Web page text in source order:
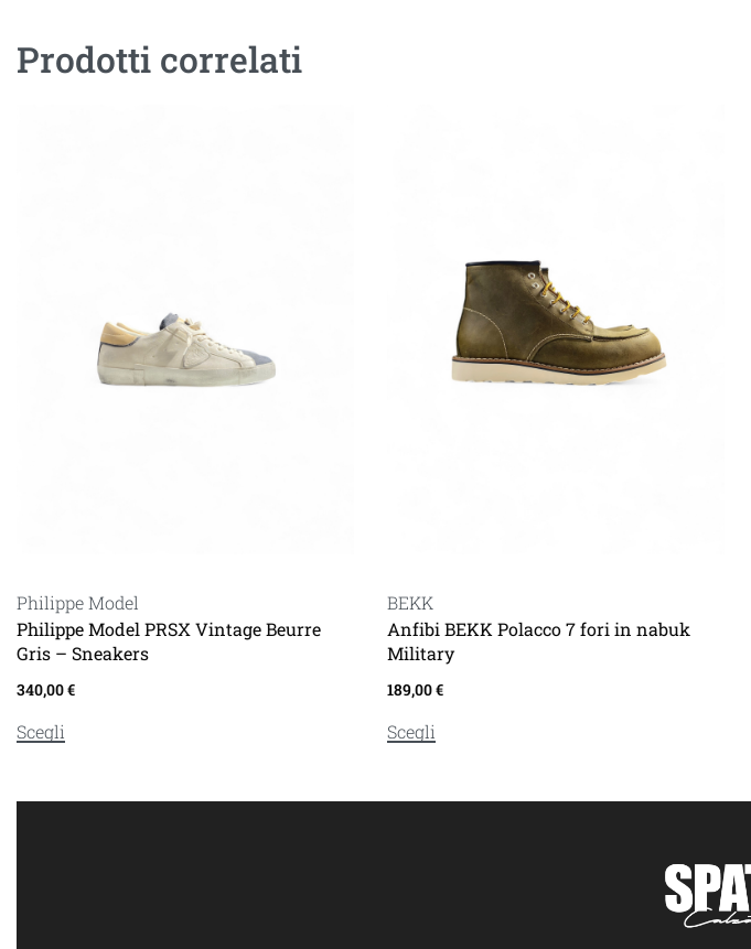
Prodotti correlati
Philippe Model
Philippe Model PRSX Vintage Beurre
Gris – Sneakers
340,00€
Scegli
BEKK
Anfibi BEKK Polacco 7 fori in nabuk
Military
189,00€
Scegli